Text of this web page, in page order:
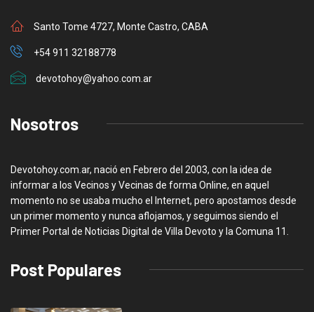
Santo Tome 4727, Monte Castro, CABA
+54 911 32188778
devotohoy@yahoo.com.ar
Nosotros
Devotohoy.com.ar, nació en Febrero del 2003, con la idea de
informar a los Vecinos y Vecinas de forma Online, en aquel
momento no se usaba mucho el Internet, pero apostamos desde
un primer momento y nunca aflojamos, y seguimos siendo el
Primer Portal de Noticias Digital de Villa Devoto y la Comuna 11.
Post Populares